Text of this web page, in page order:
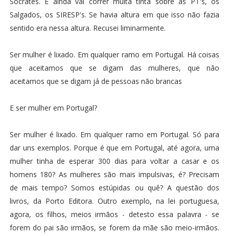
Salgados, os SIRESP's. Se havia altura em que isso não fazia
sentido era nessa altura. Recusei liminarmente.
Ser mulher é lixado. Em qualquer ramo em Portugal. Há coisas
que aceitamos que se digam das mulheres, que não
aceitamos que se digam já de pessoas não brancas
E ser mulher em Portugal?
Ser mulher é lixado. Em qualquer ramo em Portugal. Só para
dar uns exemplos. Porque é que em Portugal, até agora, uma
mulher tinha de esperar 300 dias para voltar a casar e os
homens 180? As mulheres são mais impulsivas, é? Precisam
de mais tempo? Somos estúpidas ou quê? A questão dos
livros, da Porto Editora. Outro exemplo, na lei portuguesa,
agora, os filhos, meios irmãos - detesto essa palavra - se
forem do pai são irmãos, se forem da mãe são meio-irmãos.